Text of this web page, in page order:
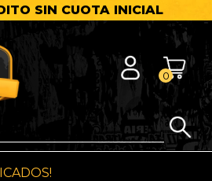
SIN CUOTA INICIAL
0